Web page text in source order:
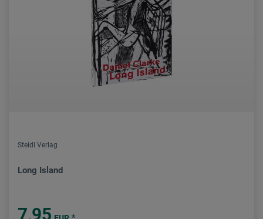
Steidl Verlag
Long Island
7,95